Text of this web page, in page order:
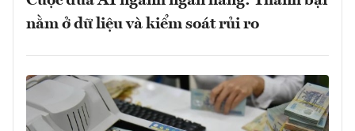
nằm ở dữ liệu và kiểm soát rủi ro